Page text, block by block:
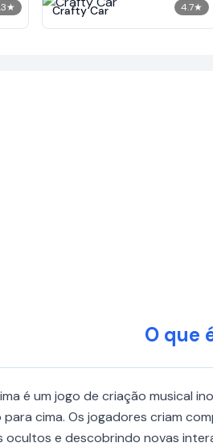
★ 4.7★
Crafty Car
O que
é um jogo de criação musical
cima. Os jogadores criam
e descobrindo novas